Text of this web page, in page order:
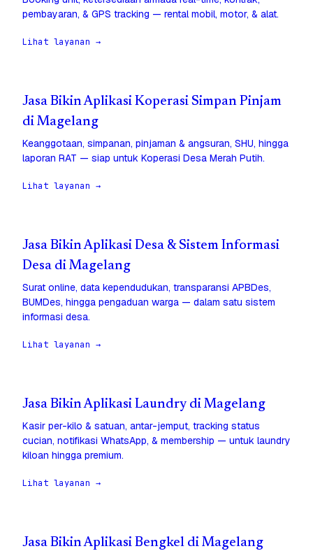
pembayaran, & GPS tracking — rental mobil, motor, & alat.
Lihat layanan →
Jasa Bikin Aplikasi Koperasi Simpan Pinjam
di Magelang
Keanggotaan, simpanan, pinjaman & angsuran, SHU, hingga
laporan RAT — siap untuk Koperasi Desa Merah Putih.
Lihat layanan →
Jasa Bikin Aplikasi Desa & Sistem Informasi
Desa di Magelang
Surat online, data kependudukan, transparansi APBDes,
BUMDes, hingga pengaduan warga — dalam satu sistem
informasi desa.
Lihat layanan →
Jasa Bikin Aplikasi Laundry di Magelang
Kasir per-kilo & satuan, antar-jemput, tracking status
cucian, notifikasi WhatsApp, & membership — untuk laundry
kiloan hingga premium.
Lihat layanan →
Jasa Bikin Aplikasi Bengkel di Magelang